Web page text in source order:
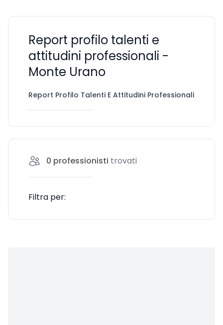
Report profilo talenti e
attitudini professionali -
Monte Urano
Report Profilo Talenti E Attitudini Professionali
0 professionisti trovati
Filtra per: